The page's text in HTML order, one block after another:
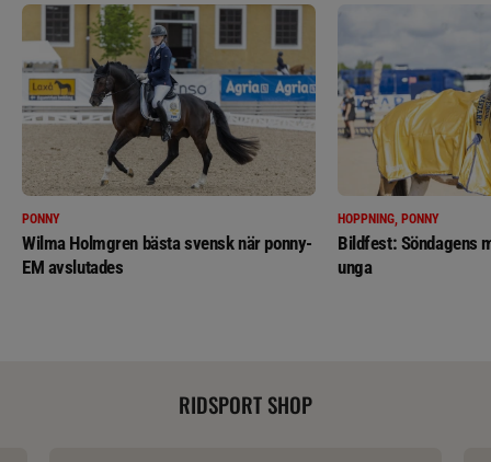
PONNY
Wilma Holmgren bästa svensk när ponny-
EM avslutades
HOPPNING, PONNY
Bildfest: Söndagens
unga
RIDSPORT SHOP